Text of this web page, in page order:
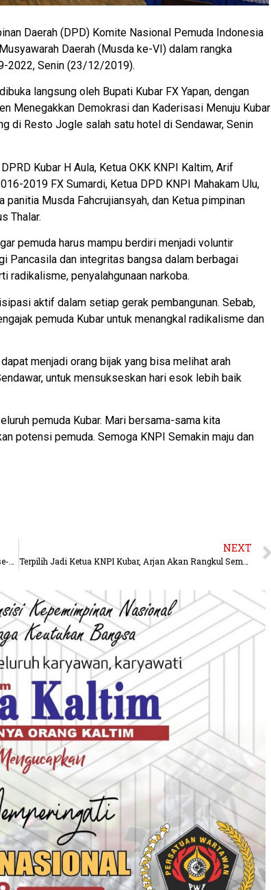
Daerah (DPD) Komite Nasional Pemuda Indonesia
Daerah (Musda ke-VI) dalam rangka
2022, Senin (23/12/2019).
langsung oleh Bupati Kubar FX Yapan, dengan
Menegakkan Demokrasi dan Kaderisasi Menuju Kubar
di Resto Jogle salah satu hotel di Sendawar, Senin
Kubar H Aula, Ketua OKK KNPI Kaltim, Arif
2019 FX Sumardi, Ketua DPD KNPI Mahakam Ulu,
panitia Musda Fahcrujiansyah, dan Ketua pimpinan
Thalar.
pemuda harus mampu berdiri menjadi voluntir
Pancasila dan integritas bangsa dalam berbagai
penyalahgunaan narkoba.
aktif dalam setiap gerak pembangunan. Sebab,
pemuda Kubar untuk menangkal radikalisme dan
menjadi orang bijak yang bisa melihat arah
untuk mensukseskan hari esok lebih baik
pemuda Kubar. Mari bersama-sama kita
potensi pemuda. Semoga KNPI Semakin maju dan
NEXT